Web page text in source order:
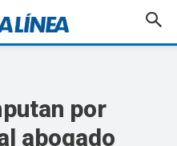
por
abogado